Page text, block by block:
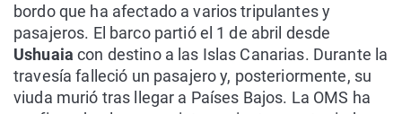
bordo que ha afectado a varios tripulantes y
pasajeros. El barco partió el 1 de abril desde
Ushuaiacon destino a las Islas Canarias. Durante la
travesía falleció un pasajero y, posteriormente, su
viuda murió tras llegar a Países Bajos. La OMS ha